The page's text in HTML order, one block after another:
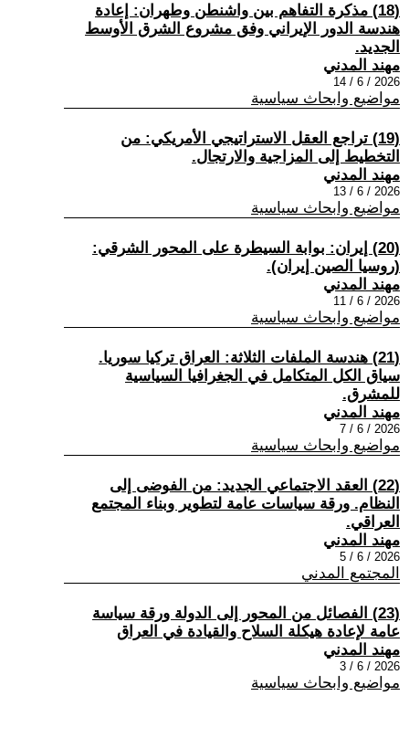
(18) مذكرة التفاهم بين واشنطن وطهران: إعادة
هندسة الدور الإيراني وفق مشروع الشرق الأوسط
الجديد.
مهند المدني
2026 / 6 / 14
مواضيع وابحاث سياسية
(19) تراجع العقل الاستراتيجي الأمريكي: من
التخطيط إلى المزاجية والارتجال.
مهند المدني
2026 / 6 / 13
مواضيع وابحاث سياسية
(20) إيران: بوابة السيطرة على المحور الشرقي:
(روسيا الصين إيران).
مهند المدني
2026 / 6 / 11
مواضيع وابحاث سياسية
(21) هندسة الملفات الثلاثة: العراق تركيا سوريا.
سياق الكل المتكامل في الجغرافيا السياسية
للمشرق.
مهند المدني
2026 / 6 / 7
مواضيع وابحاث سياسية
(22) العقد الاجتماعي الجديد: من الفوضى إلى
النظام. ورقة سياسات عامة لتطوير وبناء المجتمع
العراقي.
مهند المدني
2026 / 6 / 5
المجتمع المدني
(23) الفصائل من المحور إلى الدولة ورقة سياسة
عامة لإعادة هيكلة السلاح والقيادة في العراق
مهند المدني
2026 / 6 / 3
مواضيع وابحاث سياسية